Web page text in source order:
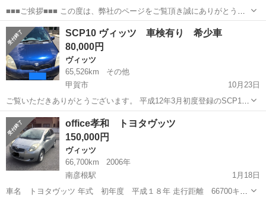
■■■ご挨拶■■■ この度は、弊社のページをご覧頂き誠にありがとうご
ざいます. 弊社、カーマッチ京都店は、軽自動車、国産車、輸入車、
など幅広く扱っております、京都市東山の中古車店で ございます。お
客様に満足頂けるよ...
滋賀 栗東市 ヴィッツ
SCP10 ヴィッツ 車検有り 希少車
80,000円
ヴィッツ
65,526km
その他
甲賀市
10月23日
ご覧いただきありがとうございます。 平成12年3月初度登録のSCP10
のヴィッツです。 ミッションはM/Tでマニュアルエアコン、ナビ無し
の純正オーディオ付きです。 現在も通勤で使用しているため走行距離
は8月11日現在のもので...
滋賀 甲賀市 ヴィッツ ミッション
office孝和 トヨタヴッツ
150,000円
ヴィッツ
66,700km
2006年
南彦根駅
1月18日
車名 トヨタヴッツ 年式 初年度 平成１８年 走行距離 66700キロ